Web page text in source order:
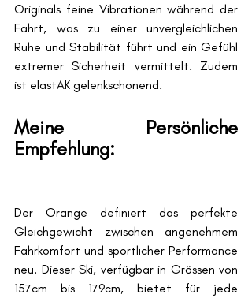
Originals feine Vibrationen während der
Fahrt, was zu einer unvergleichlichen
Ruhe und Stabilität führt und ein Gefühl
extremer Sicherheit vermittelt. Zudem
ist elastAK gelenkschonend.
Meine Persönliche
Empfehlung:
Der Orange definiert das perfekte
Gleichgewicht zwischen angenehmem
Fahrkomfort und sportlicher Performance
neu. Dieser Ski, verfügbar in Grössen von
157cm bis 179cm, bietet für jede